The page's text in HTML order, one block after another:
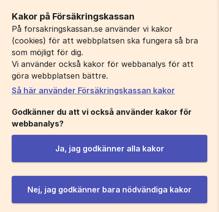
Kakor på Försäkringskassan
På forsakringskassan.se använder vi kakor
(cookies) för att webbplatsen ska fungera så bra
som möjligt för dig.
Vi använder också kakor för webbanalys för att
göra webbplatsen bättre.
Så här använder Försäkringskassan kakor
Godkänner du att vi också använder kakor för
webbanalys?
Ja, jag godkänner alla kakor
Nej, jag godkänner bara nödvändiga kakor